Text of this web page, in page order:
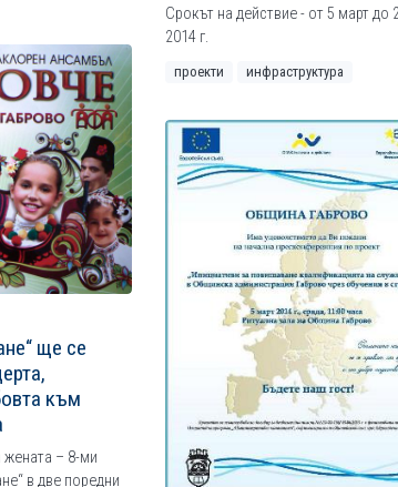
Срокът на действие - от 5 март до
2014 г.
проекти инфраструктура
ще се
към
жената – 8-ми
в две поредни